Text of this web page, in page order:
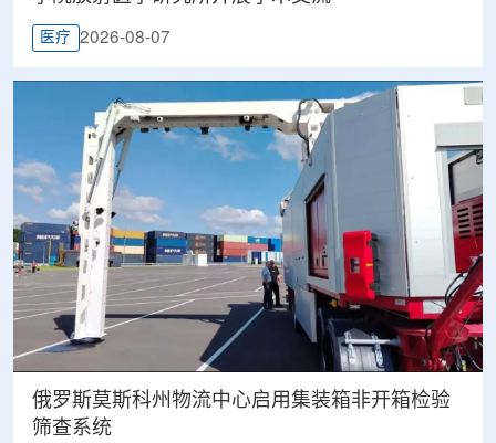
医疗 2026-08-07
俄罗斯莫斯科州物流中心启用集装箱非开箱检验
筛查系统